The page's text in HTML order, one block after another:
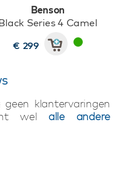
Benson
Series 4 Camel
€ 299
klantervaringen
wel alle andere